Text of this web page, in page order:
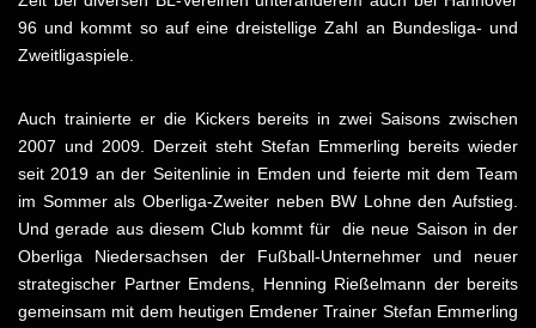
96 und kommt so auf eine dreistellige Zahl an Bundesliga- und
Zweitligaspiele.
Auch trainierte er die Kickers bereits in zwei Saisons zwischen
2007 und 2009. Derzeit steht Stefan Emmerling bereits wieder
seit 2019 an der Seitenlinie in Emden und feierte mit dem Team
im Sommer als Oberliga-Zweiter neben BW Lohne den Aufstieg.
Und gerade aus diesem Club kommt für die neue Saison in der
Oberliga Niedersachsen der Fußball-Unternehmer und neuer
strategischer Partner Emdens, Henning Rießelmann der bereits
gemeinsam mit dem heutigen Emdener Trainer Stefan Emmerling